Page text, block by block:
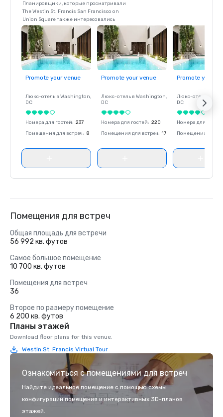
Планировщики, которые просматривали
The Westin St. Francis San Francisco on
Union Square также интересовались
Promote your venue
Люкс-отель в Washington,
DC
Номера для гостей: 237
Помещения для встреч: 8
Promote your venue
Люкс-отель в Washington,
DC
Номера для гостей: 220
Помещения для встреч: 17
Promote your
Люкс-отель в
DC
Номера для гостей
Помещения для
Помещения для встреч
Общая площадь для встречи
56 992 кв. футов
Самое большое помещение
10 700 кв. футов
Помещения для встреч
36
Второе по размеру помещение
6 200 кв. футов
Планы этажей
Download floor plans for this venue.
Westin St. Francis Virtual Tour
Ознакомиться с помещениями для встреч
Найдите идеальное помещение с помощью схемы
конфигурации помещения и интерактивных 3D-планов
этажей.